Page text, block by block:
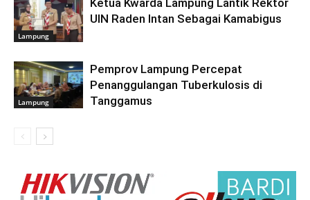
Lampung
UIN Raden Intan Sebagai Kamabigus
Lampung
Pemprov Lampung Percepat
Penanggulangan Tuberkulosis di
Tanggamus